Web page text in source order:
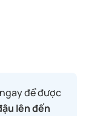
để được
lên đến